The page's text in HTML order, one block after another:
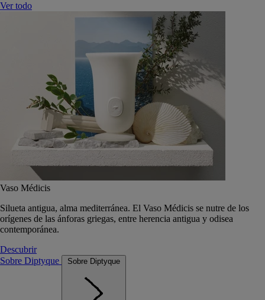
Ver todo
Vaso Médicis
Silueta antigua, alma mediterránea. El Vaso Médicis se nutre de los
orígenes de las ánforas griegas, entre herencia antigua y odisea
contemporánea.
Descubrir
Sobre Diptyque
Sobre Diptyque